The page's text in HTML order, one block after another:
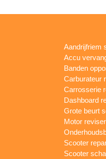
Aandrijfriem
Accu
Banden
Carburateur
Carrosserie
Dashboard
Grote beurt
Motor
Scooter
Scooter